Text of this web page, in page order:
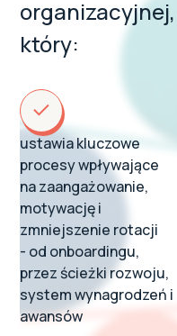
organizacyjnej,
który:
ustawia kluczowe
procesy wpływające
na zaangażowanie,
motywację i
zmniejszenie rotacji
- od onboardingu,
przez ścieżki rozwoju,
system wynagrodzeń i
awansów